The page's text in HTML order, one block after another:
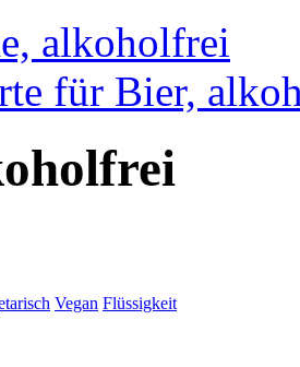
alkoholfrei
für Bier,
Vegan Flüssigkeit